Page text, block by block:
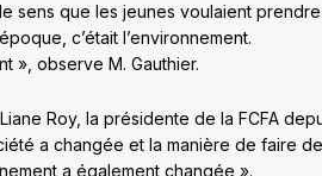
sens que les jeunes voulaient prendre
c’était l’environnement.
», observe M. Gauthier.
Roy, la présidente de la FCFA
a changée et la manière de faire
a également changée ».